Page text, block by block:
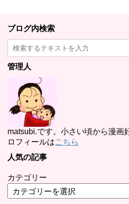
ブログ内検索
管理人
matsubi.です。小さい頃から漫画
ロフィールはこちら
人気の記事
カテゴリー